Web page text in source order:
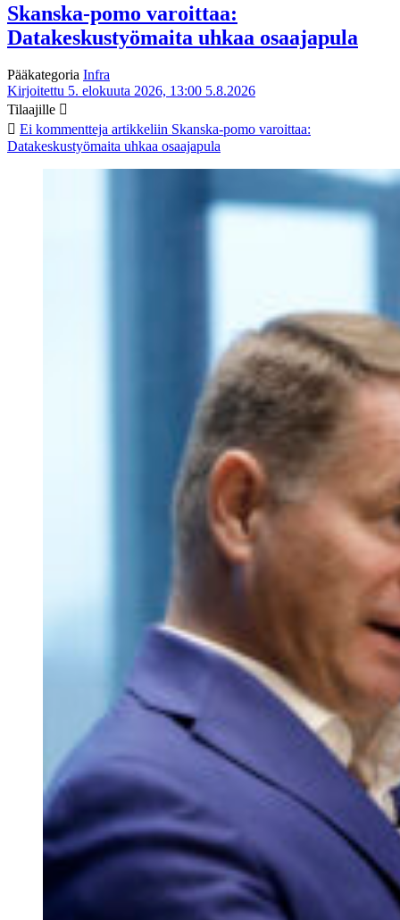
Skanska-pomo varoittaa:
Datakeskustyömaita uhkaa osaajapula
Pääkategoria Infra
Kirjoitettu 5. elokuuta 2026, 13:00 5.8.2026
Tilaajille
Ei kommentteja artikkeliin Skanska-pomo varoittaa:
Datakeskustyömaita uhkaa osaajapula